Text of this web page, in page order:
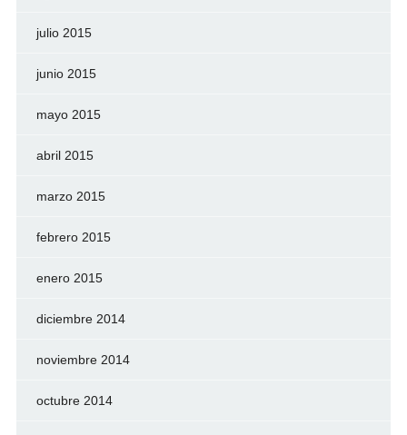
julio 2015
junio 2015
mayo 2015
abril 2015
marzo 2015
febrero 2015
enero 2015
diciembre 2014
noviembre 2014
octubre 2014